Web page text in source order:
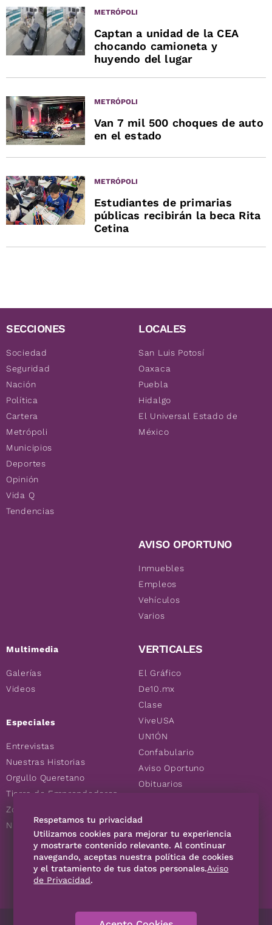
METRÓPOLI
Captan a unidad de la CEA
chocando camioneta y
huyendo del lugar
METRÓPOLI
Van 7 mil 500 choques de auto
en el estado
METRÓPOLI
Estudiantes de primarias
públicas recibirán la beca Rita
Cetina
SECCIONES
Sociedad
Seguridad
Nación
Política
Cartera
Metrópoli
Municipios
Deportes
Opinión
Vida Q
Tendencias
Multimedia
Galerías
Videos
Especiales
Entrevistas
Nuestras Historias
Orgullo Queretano
Tierra de Emprendedores
Zoociales
Nuevos Queretanos
LOCALES
San Luis Potosí
Oaxaca
Puebla
Hidalgo
El Universal Estado de
México
AVISO OPORTUNO
Inmuebles
Empleos
Vehículos
Varios
VERTICALES
El Gráfico
De10.mx
Clase
ViveUSA
UN1ÓN
Confabulario
Aviso Oportuno
Obituarios
Consultas
SÍGUENOS
Respetamos tu privacidad
Utilizamos cookies para mejorar tu experiencia
y mostrarte contenido relevante. Al continuar
navegando, aceptas nuestra política de cookies
y el tratamiento de tus datos personales.Aviso
de Privacidad.